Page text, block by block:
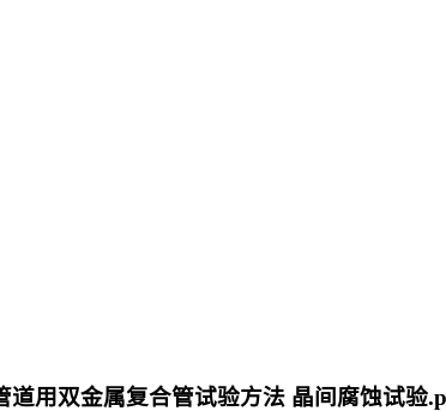
道用双金属复合管试验方法 晶间腐蚀试验